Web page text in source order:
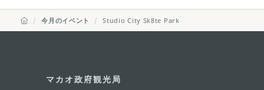
今月のイベント Studio City Sk8te Park
マカオ政府観光局